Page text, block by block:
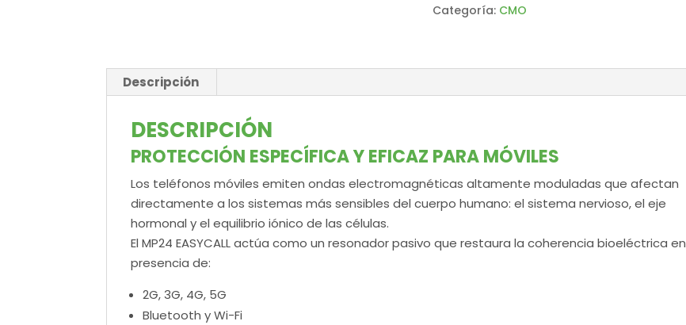
ELECTROMAGNÉTICA
cantidad
Categoría: CMO
Descripción
DESCRIPCIÓN
PROTECCIÓN ESPECÍFICA Y EFICAZ PARA MÓVILES
Los teléfonos móviles emiten ondas electromagnéticas altamente moduladas que afectan
directamente a los sistemas más sensibles del cuerpo humano: el sistema nervioso, el eje
hormonal y el equilibrio iónico de las células.
El MP24 EASYCALL actúa como un resonador pasivo que restaura la coherencia bioeléctrica en
presencia de:
2G, 3G, 4G, 5G
Bluetooth y Wi-Fi